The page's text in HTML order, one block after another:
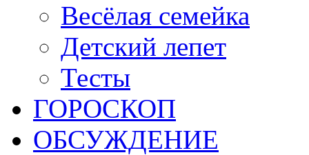
Весёлая семейка
Детский лепет
Тесты
ГОРОСКОП
ОБСУЖДЕНИЕ